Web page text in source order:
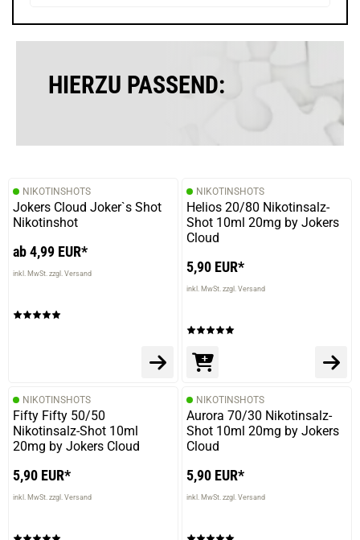
HIERZU PASSEND:
NIKOTINSHOTS
Jokers Cloud Joker`s Shot
Nikotinshot
ab 4,99 EUR*
inkl. MwSt. zzgl. Versand
NIKOTINSHOTS
Helios 20/80 Nikotinsalz-
Shot 10ml 20mg by Jokers
Cloud
5,90 EUR*
inkl. MwSt. zzgl. Versand
NIKOTINSHOTS
Fifty Fifty 50/50
Nikotinsalz-Shot 10ml
20mg by Jokers Cloud
5,90 EUR*
inkl. MwSt. zzgl. Versand
NIKOTINSHOTS
Aurora 70/30 Nikotinsalz-
Shot 10ml 20mg by Jokers
Cloud
5,90 EUR*
inkl. MwSt. zzgl. Versand